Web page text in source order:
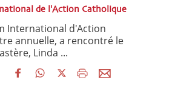
de l'Action Catholique
International d'Action
annuelle, a rencontré le
Linda ...